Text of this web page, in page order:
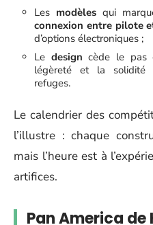
Les modèlesqui
connexion entre pilote
d’options électroniques ;
Le design cède le pas
légèreté et la solidité
refuges.
Le calendrier des
l’illustre : chaque
mais l’heure est à
artifices.
Pan America